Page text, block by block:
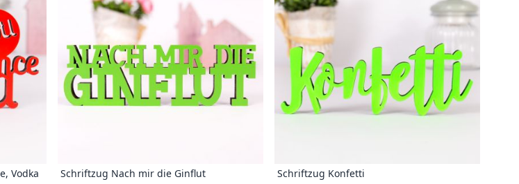
Vodka Schriftzug Nach mir die Ginflut Schriftzug Konfetti